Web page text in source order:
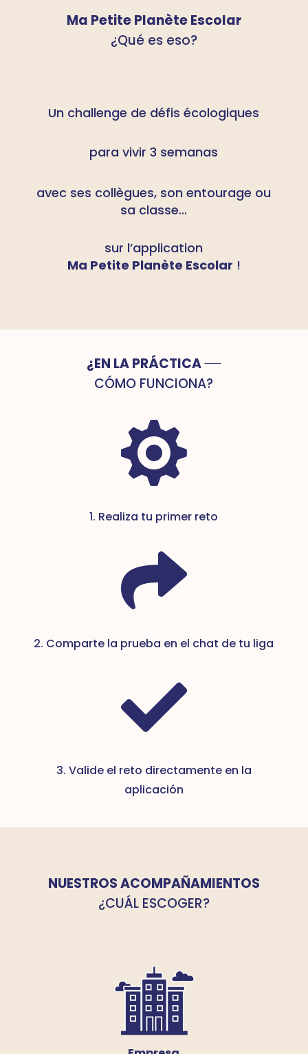
Ma Petite Planète Escolar
¿Qué es eso?
Un challenge de défis écologiques
para vivir 3 semanas
avec ses collègues, son entourage ou
sa classe…
sur l’application
Ma Petite Planète Escolar !
¿EN LA PRÁCTICA
CÓMO FUNCIONA?

1. Realiza tu primer reto

2. Comparte la prueba en el chat de tu liga

3. Valide el reto directamente en la
aplicación
NUESTROS ACOMPAÑAMIENTOS
¿CUÁL ESCOGER?